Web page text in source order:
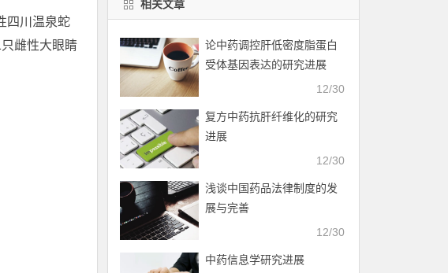
四川温泉蛇
雌性大眼睛
相关文章
论中药调控肝低密度脂蛋白
受体基因表达的研究进展
12/30
复方中药抗肝纤维化的研究
进展
12/30
浅谈中国药品法律制度的发
展与完善
12/30
中药信息学研究进展